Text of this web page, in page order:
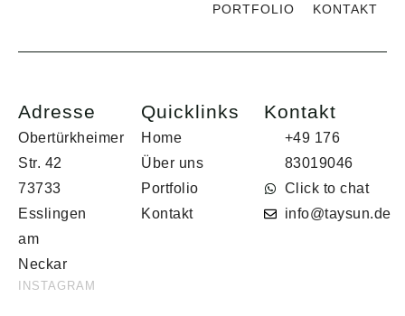
PORTFOLIO KONTAKT
Adresse
Obertürkheimer
Str. 42
73733
Esslingen
am
Neckar
INSTAGRAM
Quicklinks
Home
Über uns
Portfolio
Kontakt
Kontakt
+49 176
83019046
Click to chat
info@taysun.de